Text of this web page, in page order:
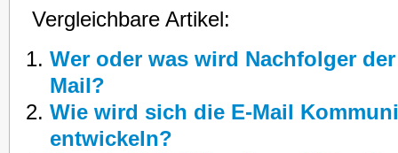
Vergleichbare Artikel:
Wer oder was wird Nachfolger
Mail?
Wie wird sich die E-Mail
entwickeln?